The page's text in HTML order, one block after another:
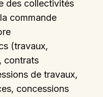
des collectivités
commande
(travaux,
contrats
de travaux,
concessions